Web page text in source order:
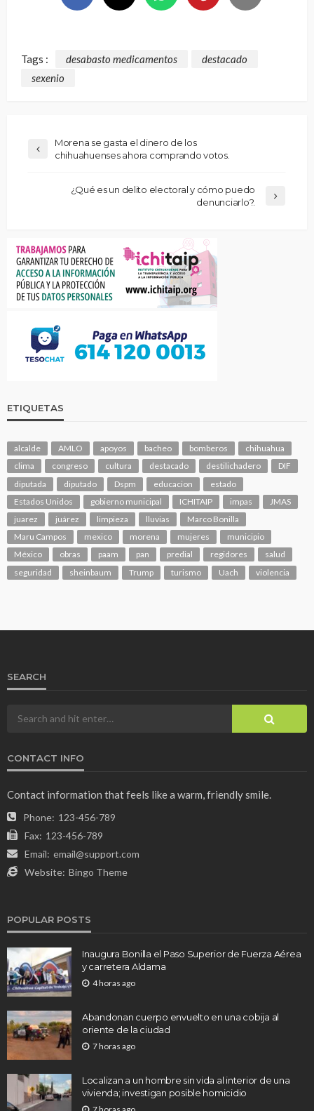
Tags : desabasto medicamentos
destacado
sexenio
Morena se gasta el dinero de los
chihuahuenses ahora comprando votos.
¿Qué es un delito electoral y cómo puedo
denunciarlo?.
ETIQUETAS
alcalde AMLO apoyos bacheo bomberos
chihuahua
clima
congreso cultura destacado destilichadero
DIF
diputada
diputado Dspm educacion
estado
Estados Unidos
gobierno municipal ICHITAIP impas
JMAS
juarez
juárez limpieza lluvias
Marco Bonilla
Maru Campos
mexico morena mujeres
municipio
México
obras paam pan predial regidores
salud
seguridad
sheinbaum Trump turismo Uach violencia
SEARCH
CONTACT INFO
Contact information that feels like a warm, friendly smile.
Phone: 123-456-789
Fax: 123-456-789
Email: email@support.com
Website: Bingo Theme
POPULAR POSTS
Inaugura Bonilla el Paso Superior de Fuerza Aérea
y carretera Aldama
4 horas ago
Abandonan cuerpo envuelto en una cobija al
oriente de la ciudad
7 horas ago
Localizan a un hombre sin vida al interior de una
vivienda; investigan posible homicidio